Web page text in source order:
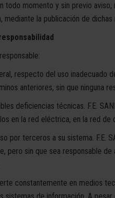
todo momento y sin previo
mediante la publicación de
respecto del uso inadecuado
anteriores, sin que ninguna
deficiencias técnicas. F.E.
en la red eléctrica, en la red
por terceros a su sistema. F.E.
pero sin que sea responsable
constantemente en medios